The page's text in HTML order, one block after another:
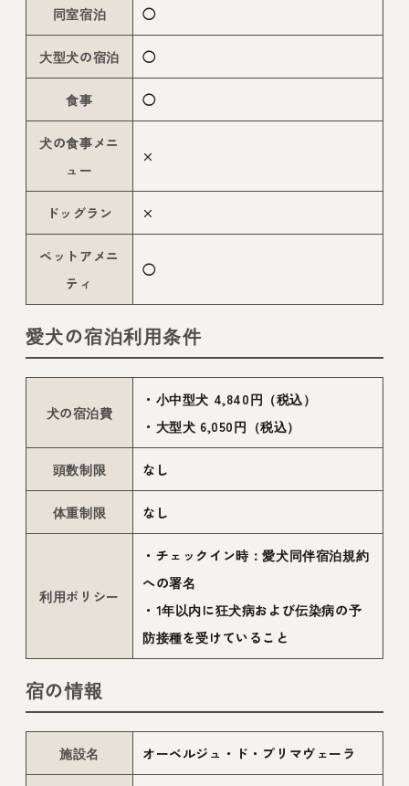
同室宿泊 ◯
大型犬の宿泊 ◯
食事 ◯
犬の食事メニ
ュー
×
ドッグラン ×
ペットアメニ
ティ
◯
愛犬の宿泊利用条件
犬の宿泊費
・小中型犬 4,840円（税込）
・大型犬 6,050円（税込）
頭数制限 なし
体重制限 なし
利用ポリシー
・チェックイン時：愛犬同伴宿泊規約
への署名
・1年以内に狂犬病および伝染病の予
防接種を受けていること
宿の情報
施設名 オーベルジュ・ド・プリマヴェーラ